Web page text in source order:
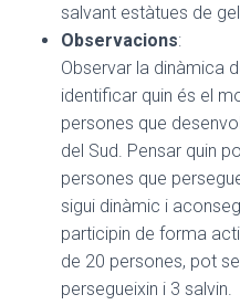
salvant estàtues de
Observacions:
Observar la dinàmica
identificar quin és el
persones que
del Sud. Pensar quin
persones que
sigui dinàmic i
participin de forma
de 20 persones, pot
persegueixin i 3 salvin.